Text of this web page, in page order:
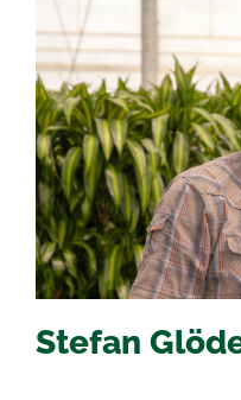
Stefan